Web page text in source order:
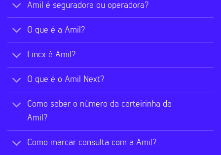
Amil é seguradora ou operadora?
O que é a Amil?
Lincx é Amil?
O que é o Amil Next?
Como saber o número da carteirinha da
Amil?
Como marcar consulta com a Amil?